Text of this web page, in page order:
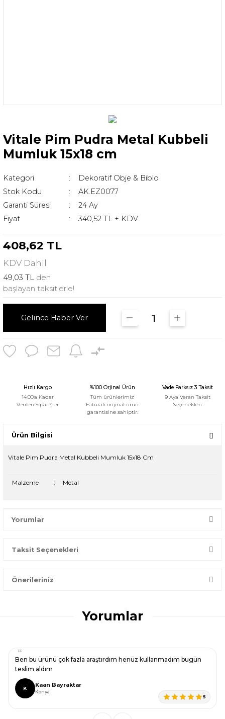
Vitale Pim Pudra Metal Kubbeli
Mumluk 15x18 cm
Kategori
Dekoratif Obje & Biblo
Stok Kodu
AK.EZ0077
Garanti Süresi
24 Ay
Fiyat
340,52 TL + KDV
408,62 TL
KDV Dahil
49,03 TL den
başlayan taksitlerle!
Gelince Haber Ver
Hızlı Kargo
14:00'a Kadar
Verilen Siparişler
%100 Orjinal Ürün
Tüm ürünlerimiz
Faturalı orijinal ürün
garantisine sahiptir.
Vade Farksız 3 Taksit
9 Aya Varan Taksit
Seçenekleri
Ürün Bilgisi
Vitale Pim Pudra Metal Kubbeli Mumluk 15x18 Cm
Malzeme : Metal
Yorumlar
Bir dakikanızı ayırın, yorumunuzla başkalarının doğru seçim
Taksit Seçenekleri
Önerileriniz
konularda yetersiz gördüğünüz noktaları öneri formunu
kullanarak tarafımıza iletebilirsiniz.
Ürün resmi kalitesiz, bozuk veya görüntülenemiyor.
Ürün açıklamasında eksik bilgiler bulunuyor.
Ürün bilgilerinde hatalar bulunuyor.
Ürün fiyatı diğer sitelerden daha pahalı.
Yorumlar
Ben bu ürünü çok fazla araştırdım henüz kullanmadım bugün
teslim aldım
K Kaan Bayraktar
Konya
5